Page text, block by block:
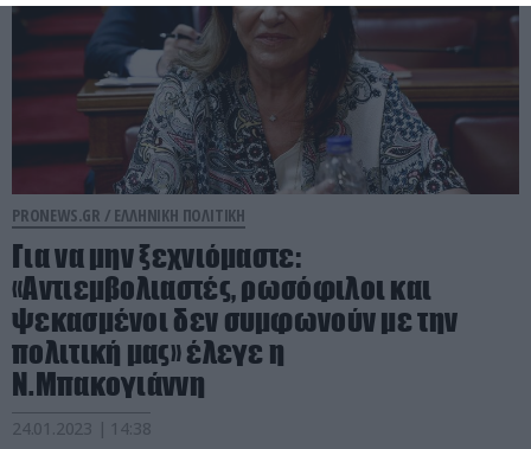
PRONEWS.GR / ΕΛΛΗΝΙΚΗ ΠΟΛΙΤΙΚΗ
Για να μην ξεχνιόμαστε:
«Αντιεμβολιαστές, ρωσόφιλοι και
ψεκασμένοι δεν συμφωνούν με την
πολιτική μας» έλεγε η
Ν.Μπακογιάννη
24.01.2023 | 14:38